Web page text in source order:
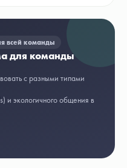
всей команды
для команды
с разными типами
и экологичного общения в